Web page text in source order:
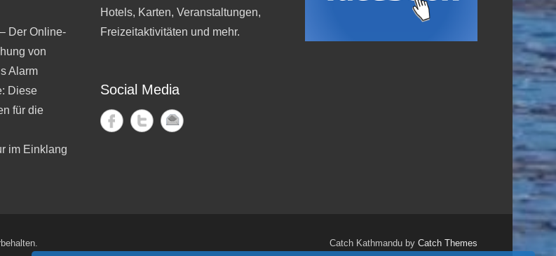
Der Online-
von
Alarm
Diese
für die
im Einklang
Hotels, Karten, Veranstaltungen,
Freizeitaktivitäten und mehr.
Social Media
Catch Kathmandu by Catch Themes